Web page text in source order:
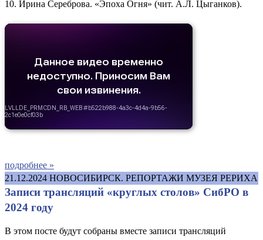
10. Ирина Сереброва. «Эпоха Огня» (чит. А.Л. Цыганков).
подробнее »
21.12.2024 НОВОСИБИРСК. РЕПОРТАЖИ МУЗЕЯ РЕРИХА
Записи трансляций «круглых столов» СибРО в
2024 году
В этом посте будут собраны вместе записи трансляций